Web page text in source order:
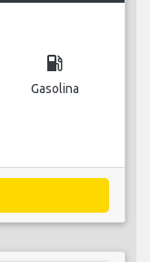
local_gas_station
Gasolina